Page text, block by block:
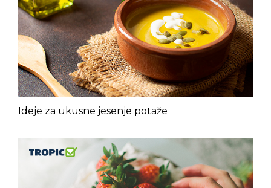
Ideje za ukusne jesenje potaže